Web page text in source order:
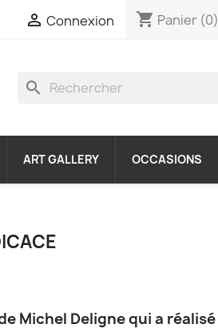
 Connexion shopping_cart Panier (0)
search
ART GALLERY OCCASIONS
Michel Deligne qui a réalisé